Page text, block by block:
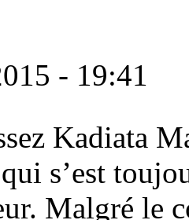
- 19:41
Kadiata
s’est
Malgré le